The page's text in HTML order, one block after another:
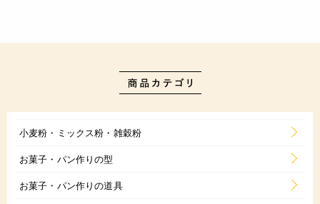
小麦粉・ミックス粉・雑穀粉
お菓子・パン作りの型
お菓子・パン作りの道具